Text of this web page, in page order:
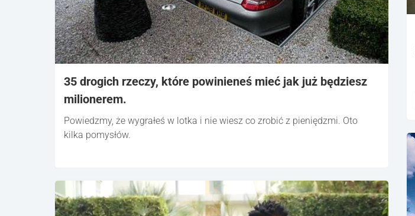
35 drogich rzeczy, które powinieneś mieć jak już będziesz
milionerem.
Powiedzmy, że wygrałeś w lotka i nie wiesz co zrobić z pieniędzmi. Oto
kilka pomysłów.